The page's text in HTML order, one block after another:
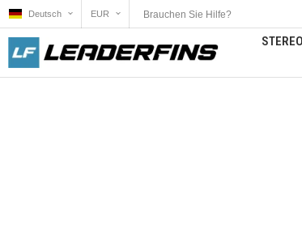
Deutsch EUR Brauchen Sie Hilfe?